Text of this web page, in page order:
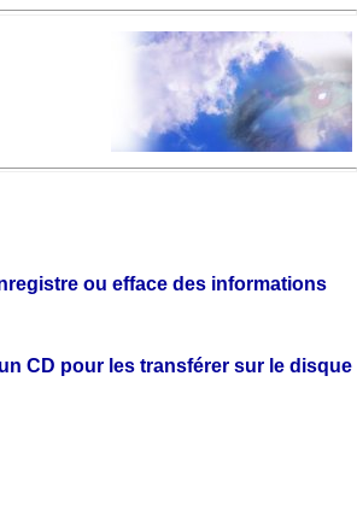
ou efface des informations
CD pour les transférer sur le disque